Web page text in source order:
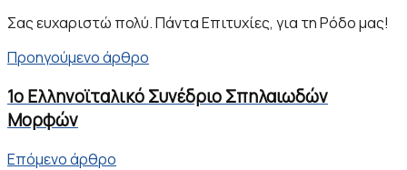
Σας ευχαριστώ πολύ. Πάντα Επιτυχίες, για τη Ρόδο μας!
Προηγούμενο άρθρο
1ο Ελληνοϊταλικό Συνέδριο Σπηλαιωδών
Μορφών
Επόμενο άρθρο